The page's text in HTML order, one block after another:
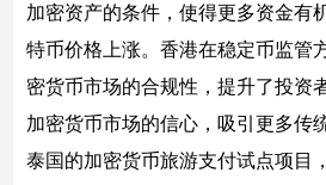
加密资产的条件，使得更多资金有
特币价格上涨。香港在稳定币监管
密货币市场的合规性，提升了投资
加密货币市场的信心，吸引更多传
泰国的加密货币旅游支付试点项目